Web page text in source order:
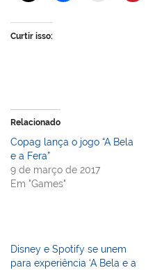
Curtir isso:
Relacionado
Copag lança o jogo “A Bela
e a Fera”
9 de março de 2017
Em "Games"
Disney e Spotify se unem
para experiência ‘A Bela e a